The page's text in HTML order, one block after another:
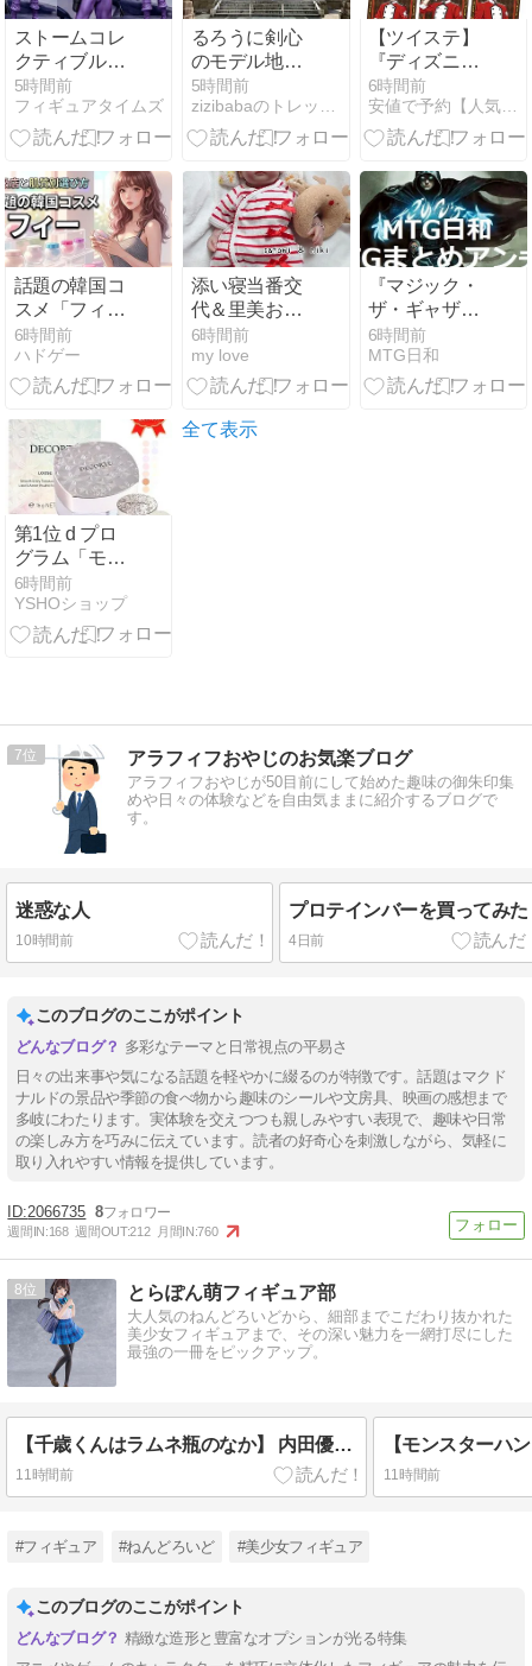
ストームコレ
クティブル
ズ、
『COBRA』
の『コブラ』
ュア化！2026
年12月発売予
定
5時間前
フィギュアタイムズ
るろうに剣心
のモデル地
【蒼柴神社】
新潟県長岡市
2026.07.20
5時間前
zizibabaのトレッキングと彼是
【ツイステ】
『ディズニー
ツイステッド
ワンダーラン
ド/カードソフ
食玩カード予
約【バンダ
イ】より2026
年10月発売予
定♪
6時間前
安値で予約【人気フィギュア通販】トイゲット！
話題の韓国コ
スメ「フィ
ー」はどこで
買える？人気
の理由と肌質
伝授！
6時間前
ハドゲー
添い寝当番交
代＆里美お着
替え＆天然木
の防虫剤が欲
しい（長文）
6時間前
my love
『マジック・
ザ・ギャザリ
ング | スタ
ー・トレッ
ク』：名前の
6時間前
MTG日和
第1位 d プロ
グラム「モイ
ストケア ロー
ション EX」
第2位 ロージ
ド＞」🖌️第3
位 アヌア「ビ
タミン10 ポア
ストリクス™
セラム」🍋
6時間前
YSHOショップ
全て表示
7 アラフィフおやじのお気楽ブログ
アラフィフおやじが50目前にして始めた趣味の御朱印集
めや日々の体験などを自由気ままに紹介するブログで
す。
迷惑な人
10時間前
プロテインバーを買ってみた
4日前
このブログのここがポイント
多彩なテーマと日常視点の平易さ
日々の出来事や気になる話題を軽やかに綴るのが特徴です。話題はマクド
ナルドの景品や季節の食べ物から趣味のシールや文房具、映画の感想まで
多岐にわたります。実体験を交えつつも親しみやすい表現で、趣味や日常
の楽しみ方を巧みに伝えています。読者の好奇心を刺激しながら、気軽に
取り入れやすい情報を提供しています。
2066735 8
週間IN:168 週間OUT:212 月間IN:760
8 とらぽん萌フィギュア部
大人気のねんどろいどから、細部までこだわり抜かれた
美少女フィギュアまで、その深い魅力を一網打尽にした
最強の一冊をピックアップ。
【千歳くんはラムネ瓶のなか】 内田優空 フリューフィギュアの予約最新情報と評価まとめ
11時間前 11時間前
#フィギュア #ねんどろいど #美少女フィギュア
このブログのここがポイント
精緻な造形と豊富なオプションが光る特集